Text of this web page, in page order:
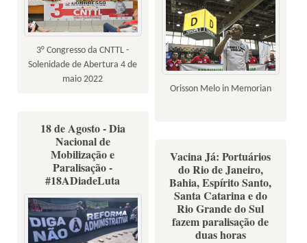
3° Congresso da CNTTL -
Solenidade de Abertura 4 de
maio 2022
Orisson Melo in Memorian
18 de Agosto - Dia
Nacional de
Mobilização e
Paralisação -
#18ADiadeLuta
Vacina Já: Portuários
do Rio de Janeiro,
Bahia, Espírito Santo,
Santa Catarina e do
Rio Grande do Sul
fazem paralisação de
duas horas